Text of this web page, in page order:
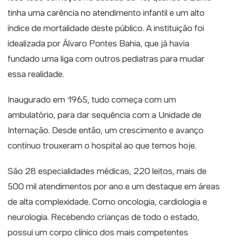
tinha uma carência no atendimento infantil e um alto
índice de mortalidade deste público. A instituição foi
idealizada por Álvaro Pontes Bahia, que já havia
fundado uma liga com outros pediatras para mudar
essa realidade.
Inaugurado em 1965, tudo começa com um
ambulatório, para dar sequência com a Unidade de
Internação. Desde então, um crescimento e avanço
contínuo trouxeram o hospital ao que temos hoje.
São 28 especialidades médicas, 220 leitos, mais de
500 mil atendimentos por ano e um destaque em áreas
de alta complexidade. Como oncologia, cardiologia e
neurologia. Recebendo crianças de todo o estado,
possui um corpo clínico dos mais competentes